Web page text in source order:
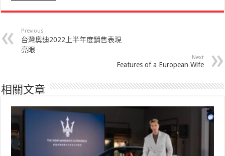
Previous
台灣奧迪2022上半年度銷售表現
亮眼
Next
Features of a European Wife
相關文章